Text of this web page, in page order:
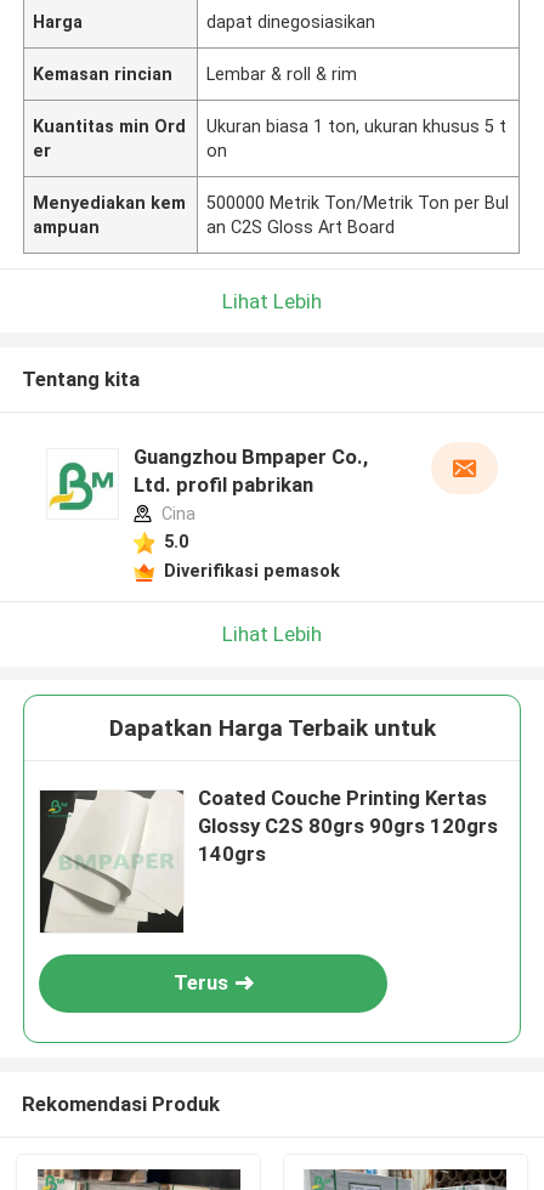
Harga dapat dinegosiasikan
Kemasan rincian Lembar & roll & rim
Kuantitas min Ord
er
Ukuran biasa 1 ton, ukuran khusus 5 t
on
Menyediakan kem
ampuan
500000 Metrik Ton/Metrik Ton per Bul
an C2S Gloss Art Board
Lihat Lebih
Tentang kita
Guangzhou Bmpaper Co.,
Ltd. profil pabrikan
Cina
5.0
Diverifikasi pemasok
Lihat Lebih
Dapatkan Harga Terbaik untuk
Coated Couche Printing Kertas
Glossy C2S 80grs 90grs 120grs
140grs
Terus
Rekomendasi Produk